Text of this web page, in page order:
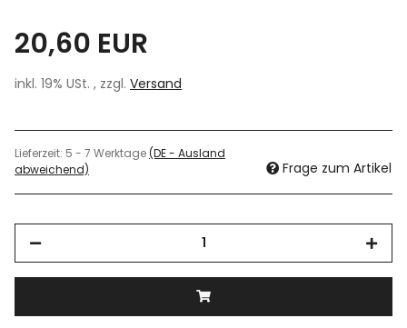
20,60 EUR
inkl. 19% USt. , zzgl. Versand
Lieferzeit: 5 - 7 Werktage(DE - Ausland
abweichend)
Frage zum Artikel